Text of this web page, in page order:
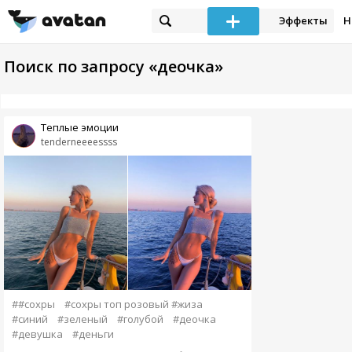
Эффекты
Поиск по запросу «деочка»
tenderneeeessss
Теплые эмоции
##сохры
#сохры топ розовый #жиза
#синий
#зеленый #голубой
#деочка
#девушка
#деньги